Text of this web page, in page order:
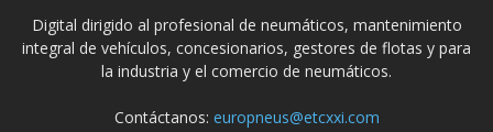
Digital dirigido al profesional de neumáticos, mantenimiento
integral de vehículos, concesionarios, gestores de flotas y para
la industria y el comercio de neumáticos.
Contáctanos: europneus@etcxxi.com